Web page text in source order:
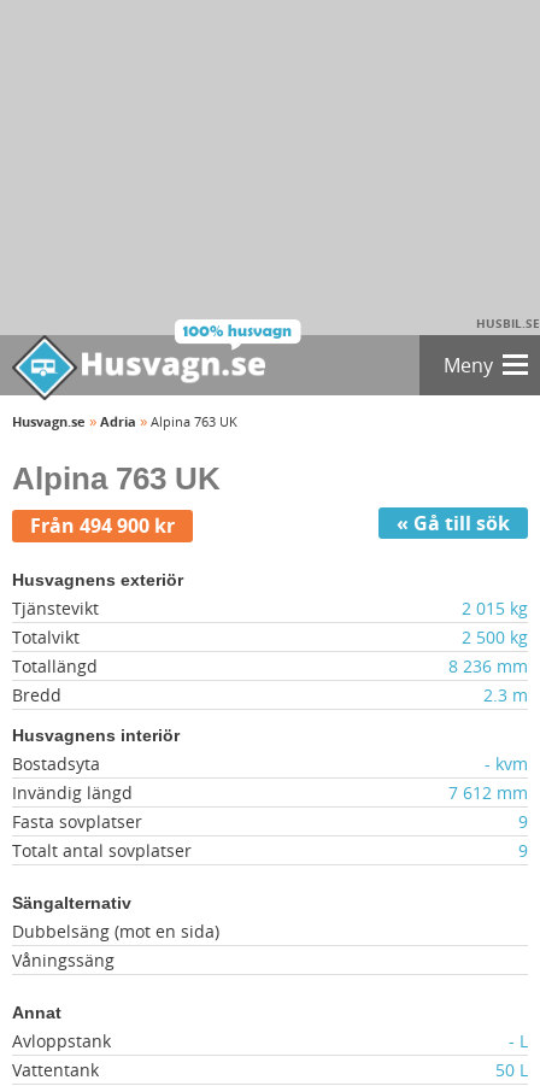
HUSBIL.SE
Meny
Husvagn.se » Adria » Alpina 763 UK
Alpina 763 UK
Från 494 900 kr « Gå till sök
Husvagnens exteriör
Tjänstevikt
2 015 kg
Totalvikt
2 500 kg
Totallängd
8 236 mm
Bredd
2.3 m
Husvagnens interiör
Bostadsyta
- kvm
Invändig längd
7 612 mm
Fasta sovplatser
9
Totalt antal sovplatser
9
Sängalternativ
Dubbelsäng (mot en sida)
Våningssäng
Annat
Avloppstank
- L
Vattentank
50 L